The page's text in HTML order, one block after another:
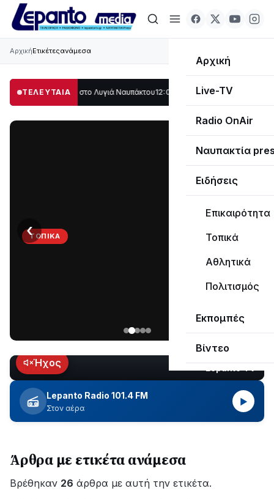
Αρχική
Live-TV
Radio OnAir
Ναυπακτία
Ειδήσεις
Επικαιρότητα
Τοπικά
Αθλητικά
Πολιτισμός
Εκπομπές
Βίντεο
ΑρχικήΕτικέτεςανάμεσα
ΤΕΛΕΥΤΑΙΑ
μέρος στο Λυγιά Ναυπάκτου12:08 Σε τροχιά υλοποίησης η
ΤΟΠΙΚΆ
Ναυπάκτου
εδώ
και
περίπου
δύο
ώρες
εξέλιξη
οι
εργασίες
‹
LIVEΉχος
Lepanto Radio 101.4 FM
Στον αέρα
▶
Άρθρα με ετικέτα ανάμεσα
Βρέθηκαν 26 άρθρα με αυτή την ετικέτα.